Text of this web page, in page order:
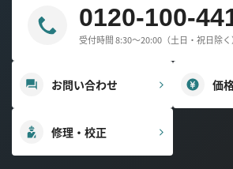
0120-100-
受付時間 8:30～20:00（土日・祝日除く
お問い合わせ 価
修理・校正